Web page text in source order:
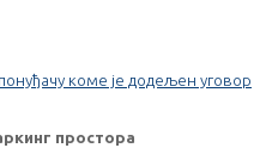
коме је додељен уговор
простора